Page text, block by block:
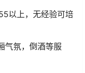
以上，无经验可培
气氛，倒酒等服